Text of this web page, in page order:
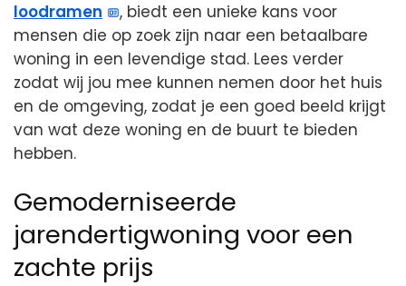
loodramen
, biedt een unieke kans voor
mensen die op zoek zijn naar een betaalbare
woning in een levendige stad. Lees verder
zodat wij jou mee kunnen nemen door het huis
en de omgeving, zodat je een goed beeld krijgt
van wat deze woning en de buurt te bieden
hebben.
Gemoderniseerde
jarendertigwoning voor een
zachte prijs